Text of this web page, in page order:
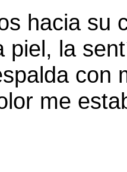
hacia su
piel, la
con
me